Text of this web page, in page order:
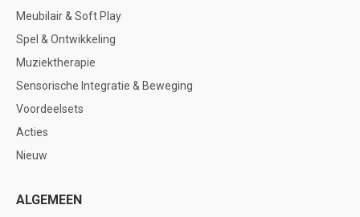
Meubilair & Soft Play
Spel & Ontwikkeling
Muziektherapie
Sensorische Integratie & Beweging
Voordeelsets
Acties
Nieuw
ALGEMEEN